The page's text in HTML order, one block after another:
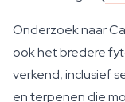
Onderzoek naar
ook het bredere
verkend, inclusief
en terpenen die